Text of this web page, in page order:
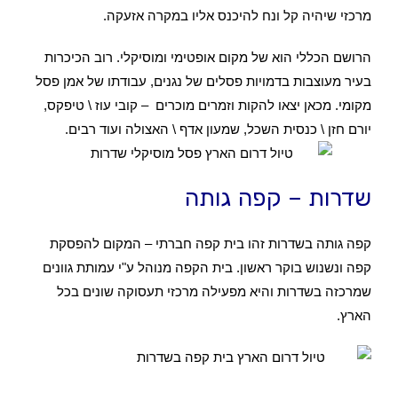
מרכזי שיהיה קל ונח להיכנס אליו במקרה אזעקה.
הרושם הכללי הוא של מקום אופטימי ומוסיקלי. רוב הכיכרות
בעיר מעוצבות בדמויות פסלים של נגנים, עבודתו של אמן פסל
מקומי. מכאן יצאו להקות וזמרים מוכרים – קובי עוז \ טיפקס,
יורם חזן \ כנסית השכל, שמעון אדף \ האצולה ועוד רבים.
שדרות – קפה גותה
קפה גותה בשדרות זהו בית קפה חברתי – המקום להפסקת
קפה ונשנוש בוקר ראשון. בית הקפה מנוהל ע"י עמותת גוונים
שמרכזה בשדרות והיא מפעילה מרכזי תעסוקה שונים בכל
הארץ.